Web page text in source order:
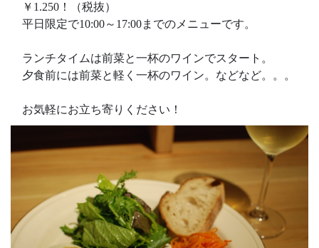
￥1.250！（税抜）
平日限定で10:00～17:00までのメニューです。
ランチタイムは前菜と一杯のワインでスタート。
夕食前には前菜と軽く一杯のワイン。などなど。。。
お気軽にお立ち寄りください！